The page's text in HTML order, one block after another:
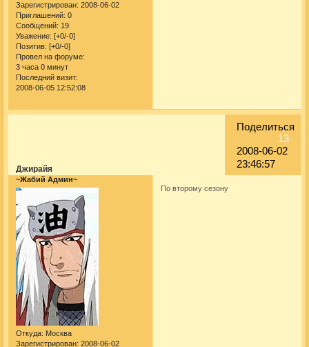
Зарегистрирован: 2008-06-02
Приглашений: 0
Сообщений: 19
Уважение: [+0/-0]
Позитив: [+0/-0]
Провел на форуме:
3 часа 0 минут
Последний визит:
2008-06-05 12:52:08
Поделиться
13
2008-06-02
23:46:57
Джирайя
~Жабий Админ~
Откуда: Москва
Зарегистрирован: 2008-06-02
По второму сезону